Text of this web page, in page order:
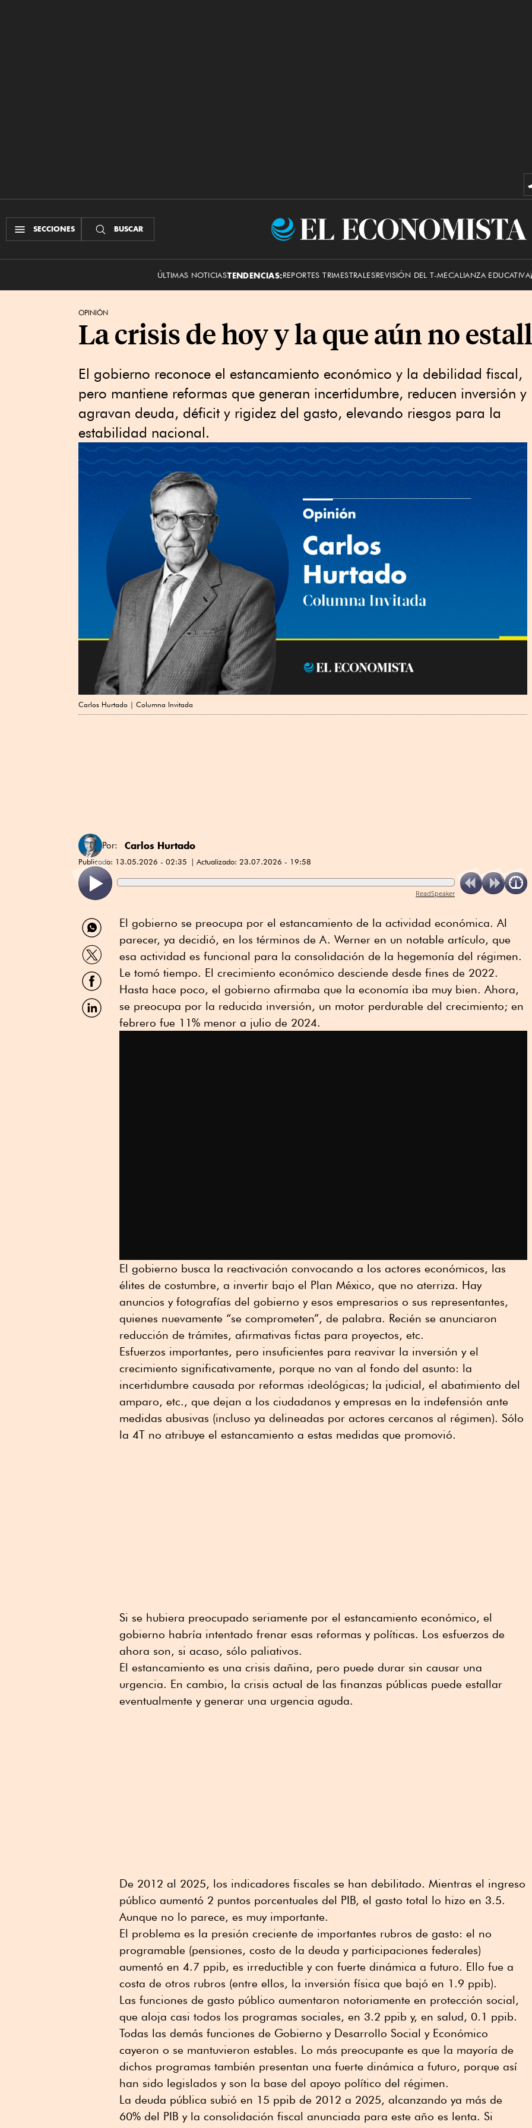
SECCIONES BUSCAR
El
ÚLTIMAS NOTICIASTENDENCIAS:REPORTES TRIMESTRALESREVISIÓN DEL T-MECALIANZA EDUCATIVA
OPINIÓN
La crisis de hoy y la que aún no
El gobierno reconoce el estancamiento económico y la debilidad fiscal,
pero mantiene reformas que generan incertidumbre, reducen inversión y
agravan deuda, déficit y rigidez del gasto, elevando riesgos para la
estabilidad nacional.
Carlos Hurtado | Columna Invitada
Por: Carlos Hurtado
Publicado: 13.05.2026 - 02:35 Actualizado: 23.07.2026 - 19:58
ReadSpeaker
Compartir
por
WhatsApp
Compartir
por
Twitter
Compartir
por
Facebook
Compartir
por
El gobierno se preocupa por el estancamiento de la actividad económica. Al
parecer, ya decidió, en los términos de A. Werner en un notable artículo, que
esa actividad es funcional para la consolidación de la hegemonía del régimen.
Le tomó tiempo. El crecimiento económico desciende desde fines de 2022.
Hasta hace poco, el gobierno afirmaba que la economía iba muy bien. Ahora,
se preocupa por la reducida inversión, un motor perdurable del crecimiento; en
febrero fue 11% menor a julio de 2024.
El gobierno busca la reactivación convocando a los actores económicos, las
élites de costumbre, a invertir bajo el Plan México, que no aterriza. Hay
anuncios y fotografías del gobierno y esos empresarios o sus representantes,
quienes nuevamente “se comprometen”, de palabra. Recién se anunciaron
reducción de trámites, afirmativas fictas para proyectos, etc.
Esfuerzos importantes, pero insuficientes para reavivar la inversión y el
crecimiento significativamente, porque no van al fondo del asunto: la
incertidumbre causada por reformas ideológicas; la judicial, el abatimiento del
amparo, etc., que dejan a los ciudadanos y empresas en la indefensión ante
medidas abusivas (incluso ya delineadas por actores cercanos al régimen). Sólo
la 4T no atribuye el estancamiento a estas medidas que promovió.
Si se hubiera preocupado seriamente por el estancamiento económico, el
gobierno habría intentado frenar esas reformas y políticas. Los esfuerzos de
ahora son, si acaso, sólo paliativos.
El estancamiento es una crisis dañina, pero puede durar sin causar una
urgencia. En cambio, la crisis actual de las finanzas públicas puede estallar
eventualmente y generar una urgencia aguda.
De 2012 al 2025, los indicadores fiscales se han debilitado. Mientras el ingreso
público aumentó 2 puntos porcentuales del PIB, el gasto total lo hizo en 3.5.
Aunque no lo parece, es muy importante.
El problema es la presión creciente de importantes rubros de gasto: el no
programable (pensiones, costo de la deuda y participaciones federales)
aumentó en 4.7 ppib, es irreductible y con fuerte dinámica a futuro. Ello fue a
costa de otros rubros (entre ellos, la inversión física que bajó en 1.9 ppib).
Las funciones de gasto público aumentaron notoriamente en protección social,
que aloja casi todos los programas sociales, en 3.2 ppib y, en salud, 0.1 ppib.
Todas las demás funciones de Gobierno y Desarrollo Social y Económico
cayeron o se mantuvieron estables. Lo más preocupante es que la mayoría de
dichos programas también presentan una fuerte dinámica a futuro, porque así
han sido legislados y son la base del apoyo político del régimen.
La deuda pública subió en 15 ppib de 2012 a 2025, alcanzando ya más de
60% del PIB y la consolidación fiscal anunciada para este año es lenta. Si